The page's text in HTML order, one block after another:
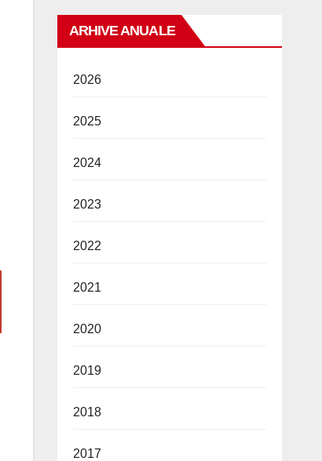
ARHIVE ANUALE
2026
2025
2024
2023
2022
2021
2020
2019
2018
2017